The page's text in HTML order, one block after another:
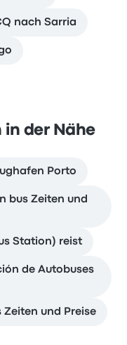
nach Sarria
in der Nähe
Porto
bus Zeiten und
Station) reist
de Autobuses
Zeiten und Preise